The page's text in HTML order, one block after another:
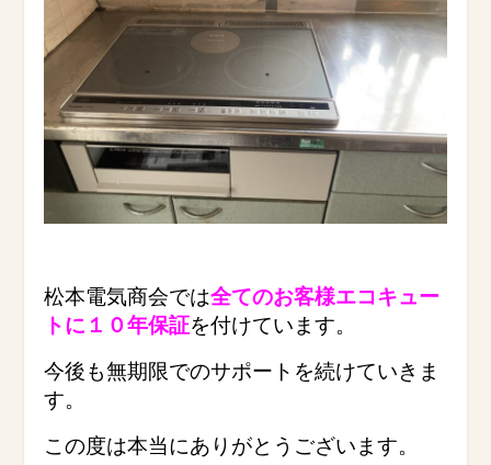
松本電気商会では全てのお客様エコキュー
トに１０年保証を付けています。
今後も無期限でのサポートを続けていきま
す。
この度は本当にありがとうございます。